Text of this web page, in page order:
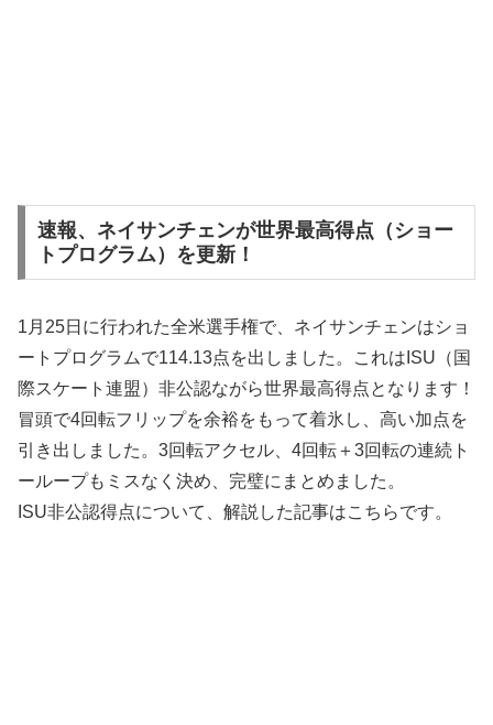
速報、ネイサンチェンが世界最高得点（ショー
トプログラム）を更新！
1月25日に行われた全米選手権で、ネイサンチェンはショ
ートプログラムで114.13点を出しました。これはISU（国
際スケート連盟）非公認ながら世界最高得点となります！
冒頭で4回転フリップを余裕をもって着氷し、高い加点を
引き出しました。3回転アクセル、4回転＋3回転の連続ト
ーループもミスなく決め、完璧にまとめました。
ISU非公認得点について、解説した記事はこちらです。